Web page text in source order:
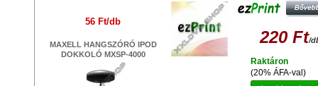
56 Ft/db
MAXELL HANGSZÓRÓ IPOD
DOKKOLÓ MXSP-4000
220 Ft/
(20% ÁFA-val)
Raktáron